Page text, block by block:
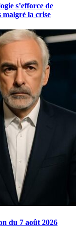
s’efforce de
malgré la crise
du 7 août 2026